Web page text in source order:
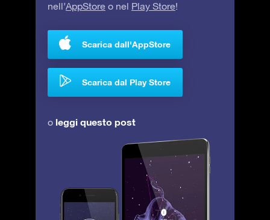
nell’AppStore o nel Play Store!
Scarica dall'AppStore
Scarica dal Play Store
o leggi questo post